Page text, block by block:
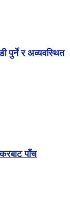
पुर्ने र अव्यवस्थित
पाँच